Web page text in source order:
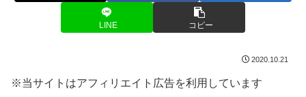
LINE コピー
2020.10.21
※当サイトはアフィリエイト広告を利用しています